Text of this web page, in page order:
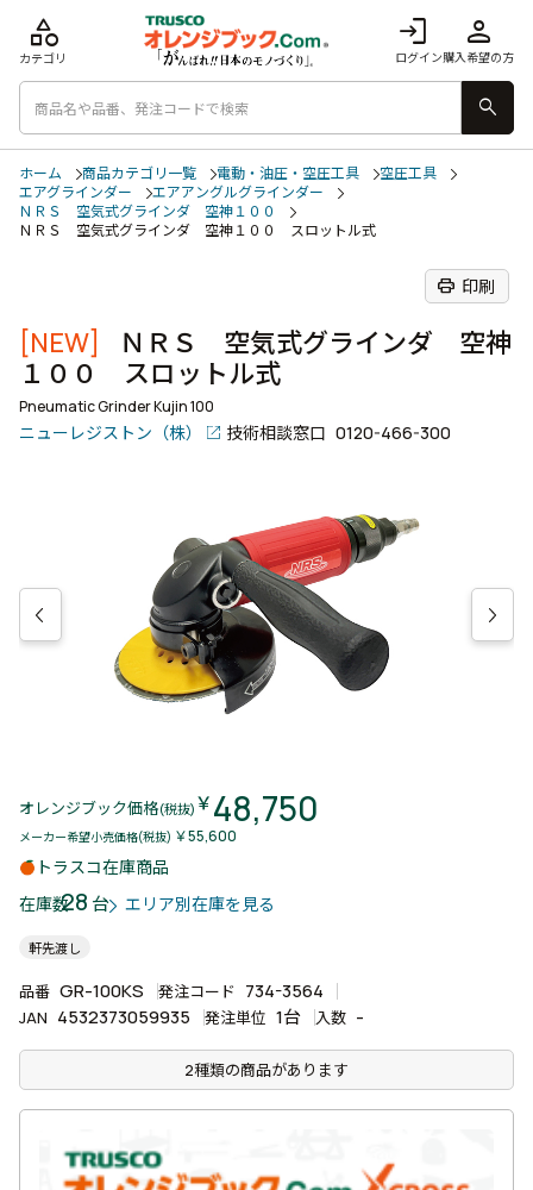
login
ログイン
person
購入希望の方
category
カテゴリ
search
ホーム 商品カテゴリ一覧 電動・油圧・空圧工具
空圧工具
エアグラインダー
エアアングルグラインダー
ＮＲＳ 空気式グラインダ 空神１００
ＮＲＳ 空気式グラインダ 空神１００ スロットル式
print 印刷
[NEW]
ＮＲＳ 空気式グラインダ 空神
１００ スロットル式
Pneumatic Grinder Kujin 100
ニューレジストン（株） 技術相談窓口 0120-466-300
オレンジブック価格(税抜) ￥48,750
メーカー希望小売価格(税抜) ￥55,600
トラスコ在庫商品
在庫数28 台 エリア別在庫を見る
軒先渡し
品番 GR-100KS 発注コード 734-3564
JAN 4532373059935 発注単位 1台 入数 -
2種類の商品があります